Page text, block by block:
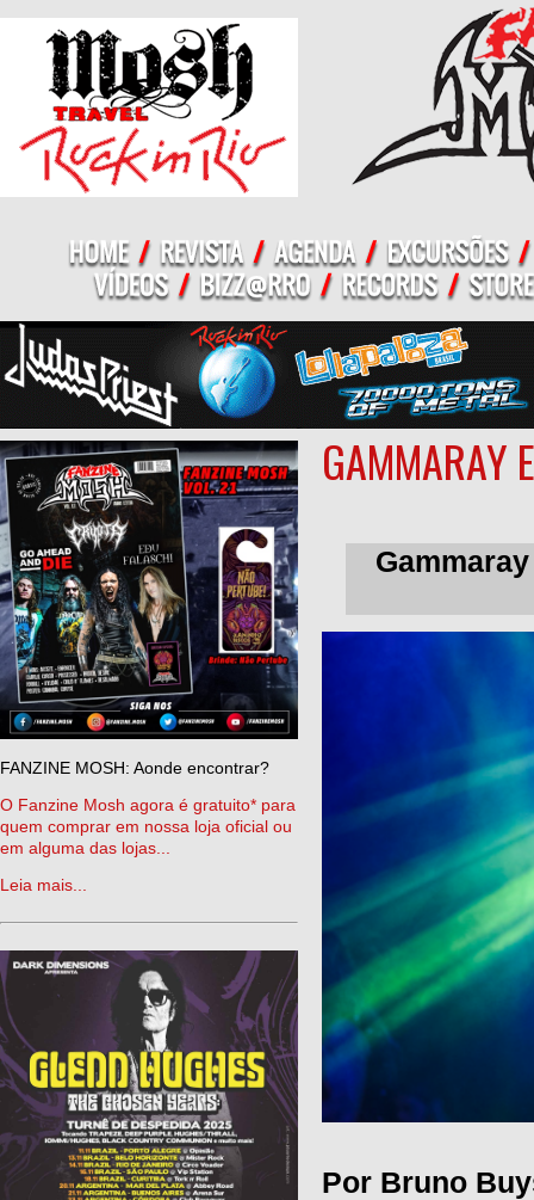
FANZINE MOSH: Aonde encontrar?
O Fanzine Mosh agora é gratuito* para
quem comprar em nossa loja oficial ou
em alguma das lojas...
Leia mais...
GAMMARAY
Por Bruno